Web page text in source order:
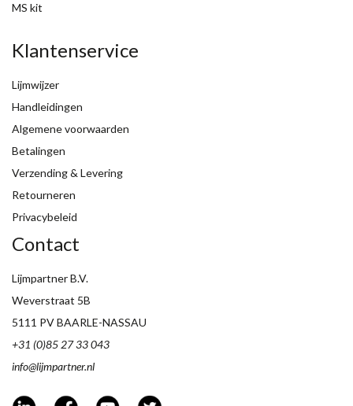
MS kit
Klantenservice
Lijmwijzer
Handleidingen
Algemene voorwaarden
Betalingen
Verzending & Levering
Retourneren
Privacybeleid
Contact
Lijmpartner B.V.
Weverstraat 5B
5111 PV BAARLE-NASSAU
+31 (0)85 27 33 043
info@lijmpartner.nl